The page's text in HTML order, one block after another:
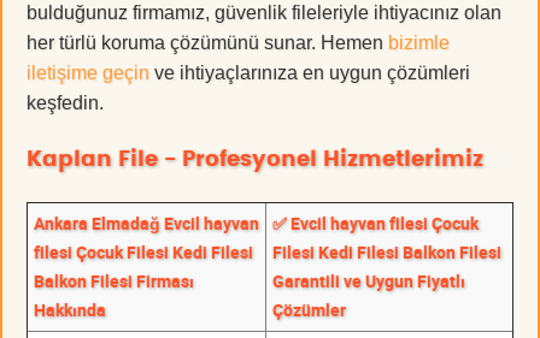
bulduğunuz firmamız, güvenlik fileleriyle ihtiyacınız olan
her türlü koruma çözümünü sunar. Hemen bizimle
iletişime geçin ve ihtiyaçlarınıza en uygun çözümleri
keşfedin.
Kaplan File - Profesyonel Hizmetlerimiz
Ankara Elmadağ Evcil hayvan
filesi Çocuk Filesi Kedi Filesi
Balkon Filesi Firması
Hakkında
✅ Evcil hayvan filesi Çocuk
Filesi Kedi Filesi Balkon Filesi
Garantili ve Uygun Fiyatlı
Çözümler